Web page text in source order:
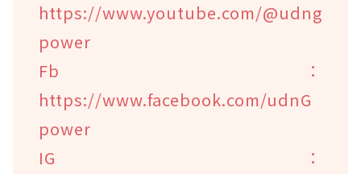
https://www.youtube.com/@udng
power
Fb：
https://www.facebook.com/udnG
power
IG：